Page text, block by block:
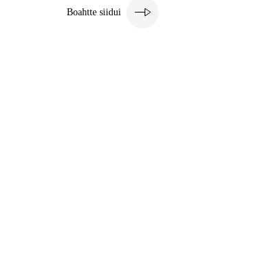
Boahtte siidui